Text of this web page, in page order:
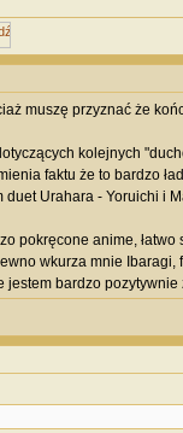
muszę przyznać że
kolejnych
faktu że to bardzo
Urahara - Yoruichi i
pokręcone anime, łatwo
wkurza mnie Ibaragi,
jestem bardzo pozytywnie